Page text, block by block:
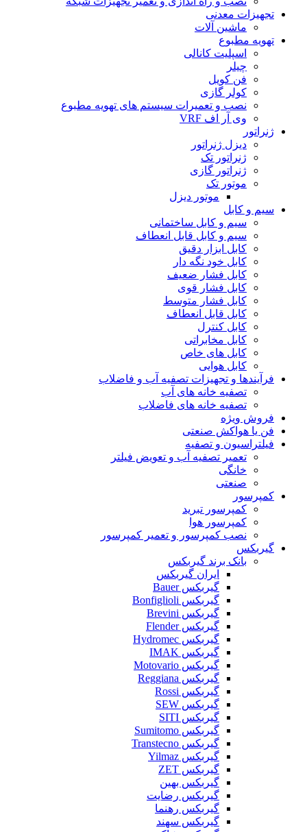
تجهیزات معدنی
ماشین آلات
تهویه مطبوع
اسپلیت کانالی
چیلر
فن کویل
کولر گازی
نصب و تعمیرات سیستم های تهویه مطبوع
وی آر اف VRF
ژنراتور
دیزل ژنراتور
ژنراتور تک
ژنراتور گازی
موتور تک
موتور دیزل
سیم و کابل
سیم و کابل ساختمانی
سیم و کابل قابل انعطاف
کابل ابزار دقیق
کابل خود نگه دار
کابل فشار ضعیف
کابل فشار قوی
کابل فشار متوسط
کابل قابل انعطاف
کابل کنترل
کابل مخابراتی
کابل های خاص
کابل هوایی
فرآیندها و تجهیزات تصفیه آب و فاضلاب
تصفیه خانه های آب
تصفیه خانه های فاضلاب
فروش ویژه
فن یا هواکش صنعتی
فیلتراسیون و تصفیه
تعمیر تصفیه آب و تعویض فیلتر
خانگی
صنعتی
کمپرسور
کمپرسور تبرید
کمپرسور هوا
نصب کمپرسور و تعمیر کمپرسور
گیربکس
بانک برند گیربکس
ایران گیربکس
گیربکس Bauer
گیربکس Bonfiglioli
گیربکس Brevini
گیربکس Flender
گیربکس Hydromec
گیربکس IMAK
گیربکس Motovario
گیربکس Reggiana
گیربکس Rossi
گیربکس SEW
گیربکس SITI
گیربکس Sumitomo
گیربکس Transtecno
گیربکس Yilmaz
گیربکس ZET
گیربکس بهین
گیربکس رضایت
گیربکس رهنما
گیربکس سهند